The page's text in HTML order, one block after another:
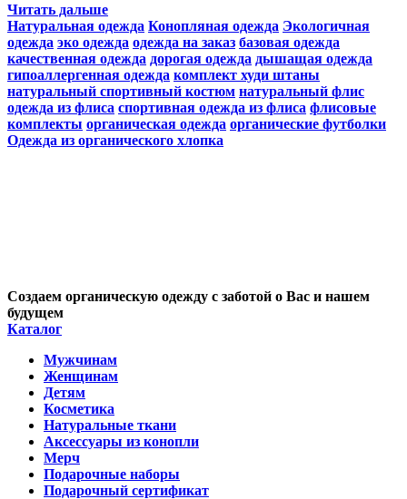
Читать дальше
Натуральная одежда Конопляная одежда Экологичная
одежда эко одежда одежда на заказ базовая одежда
качественная одежда дорогая одежда дышащая одежда
гипоаллергенная одежда комплект худи штаны
натуральный спортивный костюм натуральный флис
одежда из флиса спортивная одежда из флиса флисовые
комплекты органическая одежда органические футболки
Одежда из органического хлопка
Создаем органическую одежду с заботой о Вас и нашем
будущем
Каталог
Мужчинам
Женщинам
Детям
Косметика
Натуральные ткани
Аксессуары из конопли
Мерч
Подарочные наборы
Подарочный сертификат